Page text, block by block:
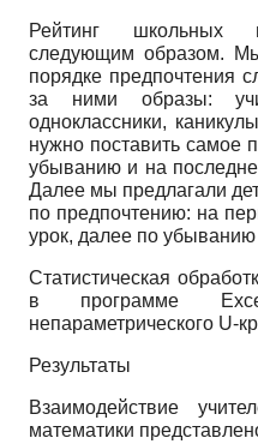
Рейтинг школьных
следующим образом.
порядке предпочтения
за ними образы:
одноклассники,
нужно поставить самое
убыванию и на
Далее мы предлагали
по предпочтению: на
урок, далее по
Статистическая
в программе
непараметрического U-
Результаты
Взаимодействие
математики